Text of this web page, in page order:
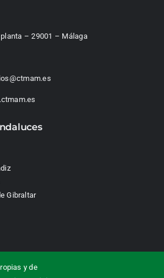
– 29001 – Málaga
Gibraltar
y de